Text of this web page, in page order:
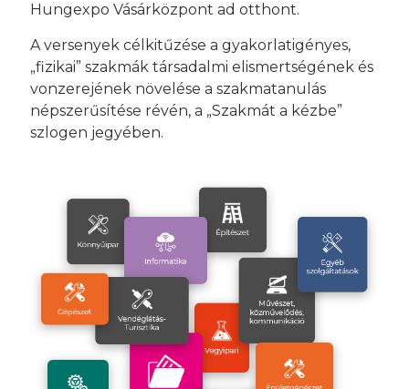
Hungexpo Vásárközpont ad otthont.
A versenyek célkitűzése a gyakorlatigényes,
„fizikai” szakmák társadalmi elismertségének és
vonzerejének növelése a szakmatanulás
népszerűsítése révén, a „Szakmát a kézbe”
szlogen jegyében.